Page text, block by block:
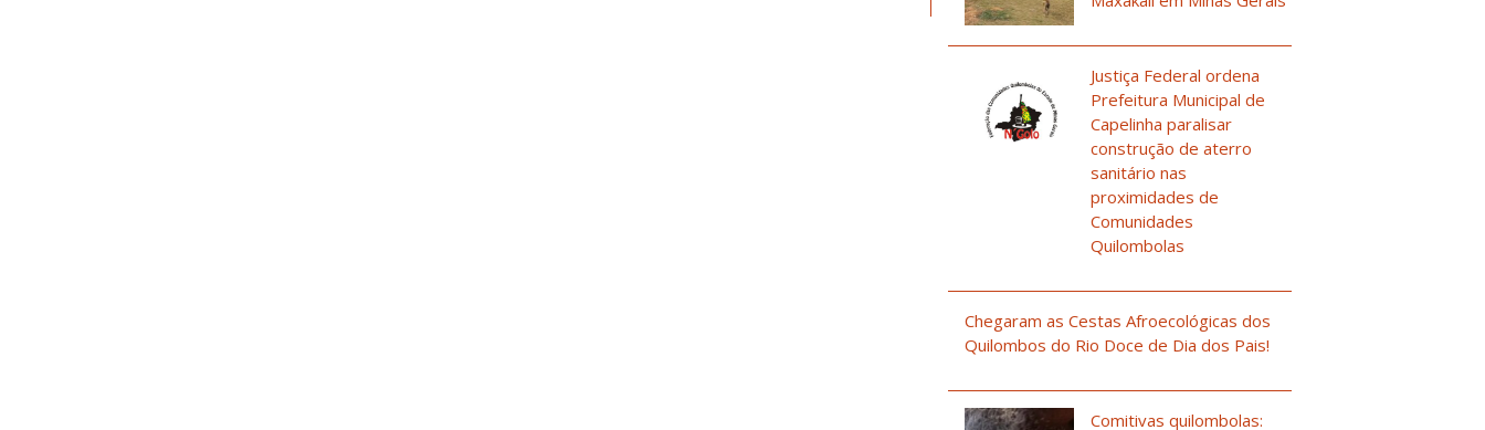
Justiça Federal ordena
Prefeitura Municipal de
Capelinha paralisar
construção de aterro
sanitário nas
proximidades de
Comunidades
Quilombolas
Chegaram as Cestas Afroecológicas dos
Quilombos do Rio Doce de Dia dos Pais!
Comitivas quilombolas: